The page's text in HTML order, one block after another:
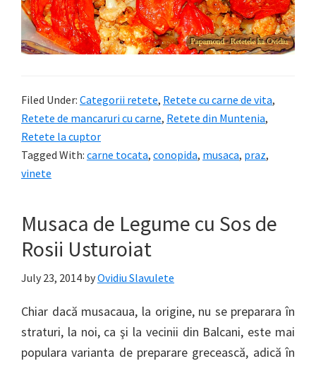
Filed Under: Categorii retete, Retete cu carne de vita,
Retete de mancaruri cu carne, Retete din Muntenia,
Retete la cuptor
Tagged With: carne tocata, conopida, musaca, praz,
vinete
Musaca de Legume cu Sos de
Rosii Usturoiat
July 23, 2014 byOvidiu Slavulete
Chiar dacă musacaua, la origine, nu se preparara în
straturi, la noi, ca şi la vecinii din Balcani, este mai
populara varianta de preparare grecească, adică în